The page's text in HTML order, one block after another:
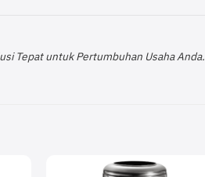
Tepat untuk Pertumbuhan Usaha Anda.